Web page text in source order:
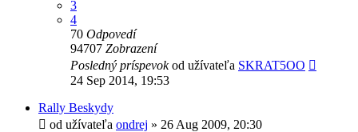
3
4
70 Odpovedí
94707 Zobrazení
Posledný príspevokod užívateľa SKRAT5OO
24 Sep 2014, 19:53
Rally Beskydy
od užívateľa ondrej » 26 Aug 2009, 20:30